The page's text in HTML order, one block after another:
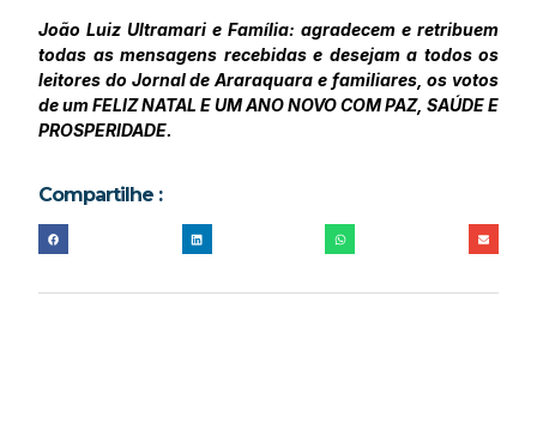
João Luiz Ultramari e Família: agradecem e retribuem
todas as mensagens recebidas e desejam a todos os
leitores do Jornal de Araraquara e familiares, os votos
de um FELIZ NATAL E UM ANO NOVO COM PAZ, SAÚDE E
PROSPERIDADE.
Compartilhe :